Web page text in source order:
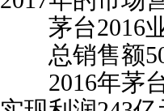
茅台2016
总销售额
2016年茅台